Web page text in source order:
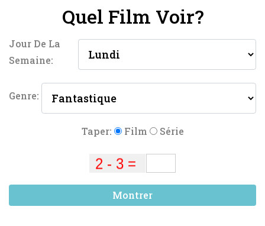
Quel Film Voir?
Jour De La
Semaine:
Genre:
Taper: Film Série
Montrer